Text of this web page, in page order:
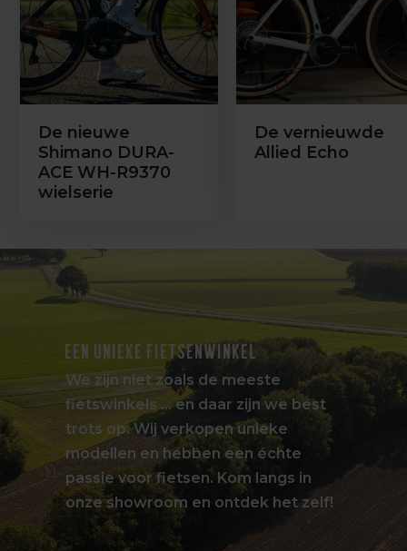
De nieuwe
Shimano DURA-
ACE WH-R9370
wielserie
De vernieuwde
Allied Echo
EEN UNIEKE FIETSENWINKEL
We zijn niet zoals de meeste
fietswinkels … en daar zijn we best
trots op. Wij verkopen unieke
modellen en hebben een échte
passie voor fietsen. Kom langs in
onze showroom en ontdek het zelf!